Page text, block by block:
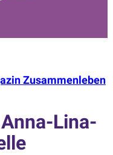
Zusammenleben
Lina-